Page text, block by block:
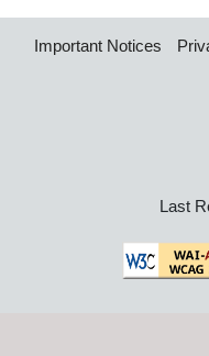
Important Notices
Last